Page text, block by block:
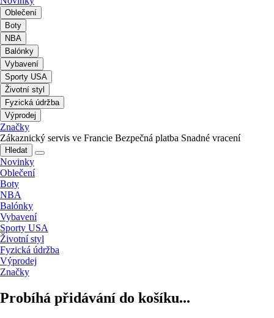
Oblečení
Boty
NBA
Balónky
Vybavení
Sporty USA
Životní styl
Fyzická údržba
Výprodej
Značky
Zákaznický servis ve Francie Bezpečná platba Snadné vracení
Hledat
Novinky
Oblečení
Boty
NBA
Balónky
Vybavení
Sporty USA
Životní styl
Fyzická údržba
Výprodej
Značky
Probíhá přidávání do košíku...